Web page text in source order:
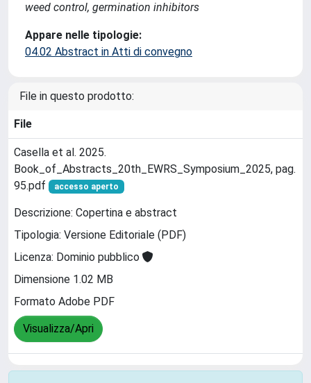
weed control, germination inhibitors
Appare nelle tipologie:
04.02 Abstract in Atti di convegno
File in questo prodotto:
File
Casella et al. 2025.
Book_of_Abstracts_20th_EWRS_Symposium_2025, pag.
95.pdf
accesso aperto
Descrizione: Copertina e abstract
Tipologia: Versione Editoriale (PDF)
Licenza: Dominio pubblico
Dimensione 1.02 MB
Formato Adobe PDF
Visualizza/Apri